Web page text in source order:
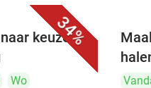
34%
keuze bij
Wo